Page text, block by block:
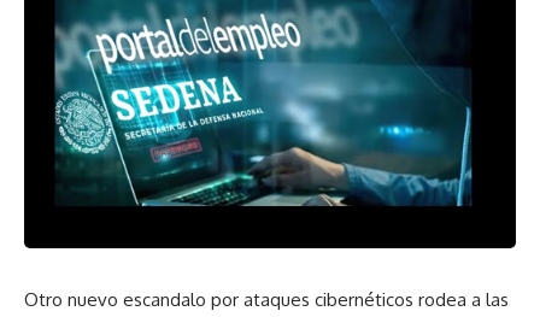
Otro nuevo escandalo por ataques cibernéticos rodea a las